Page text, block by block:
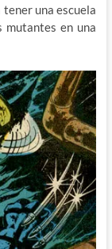
una escuela
mutantes en una